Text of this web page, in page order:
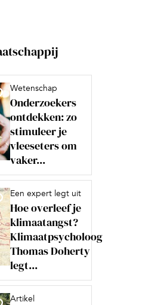
Wetenschap
Onderzoekers
ontdekken: zo
stimuleer je
vleeseters om
vaker...
Een expert legt uit
Hoe overleef je
klimaatangst?
Klimaatpsycholoog
Thomas Doherty
legt...
Artikel